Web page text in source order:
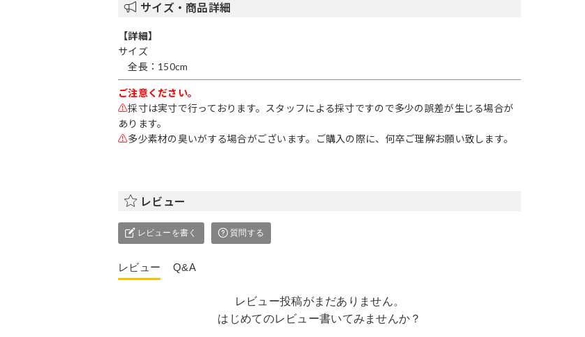
サイズ・商品詳細
【詳細】
サイズ
全長：150cm
ご注意ください。
⚠採寸は実寸で行っております。スタッフによる採寸ですので多少の誤差が生じる場合が
あります。
⚠多少素材の臭いがする場合がございます。ご購入の際に、何卒ご理解お願い致します。
レビュー
レビューを書く 質問する
レビュー Q&A
レビュー投稿がまだありません。
はじめてのレビュー書いてみませんか？